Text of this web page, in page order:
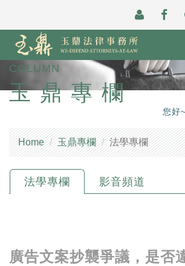
COLUMN
玉鼎專欄
您好
Home 玉鼎專欄 法學專欄
法學專欄 影音頻道
廣告文案抄襲爭議，是否